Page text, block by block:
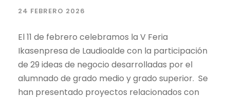
24 FEBRERO 2026
El 11 de febrero celebramos la V Feria
Ikasenpresa de Laudioalde con la participación
de 29 ideas de negocio desarrolladas por el
alumnado de grado medio y grado superior. Se
han presentado proyectos relacionados con